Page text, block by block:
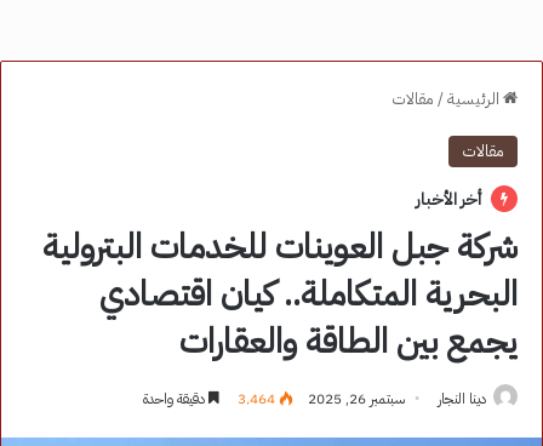
الرئيسية/ مقالات
مقالات
أخر الأخبار
شركة جبل العوينات للخدمات البترولية
البحرية المتكاملة.. كيان اقتصادي
يجمع بين الطاقة والعقارات
دينا النجار سبتمبر 26, 2025 3٬464 دقيقة واحدة